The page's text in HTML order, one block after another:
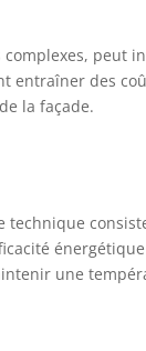
peut
entraîner des
la façade.
technique
une